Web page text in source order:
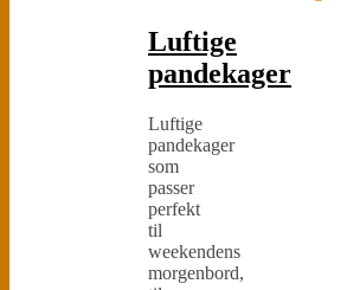
Luftige
pandekager
Luftige
pandekager
som
passer
perfekt
til
weekendens
morgenbord,